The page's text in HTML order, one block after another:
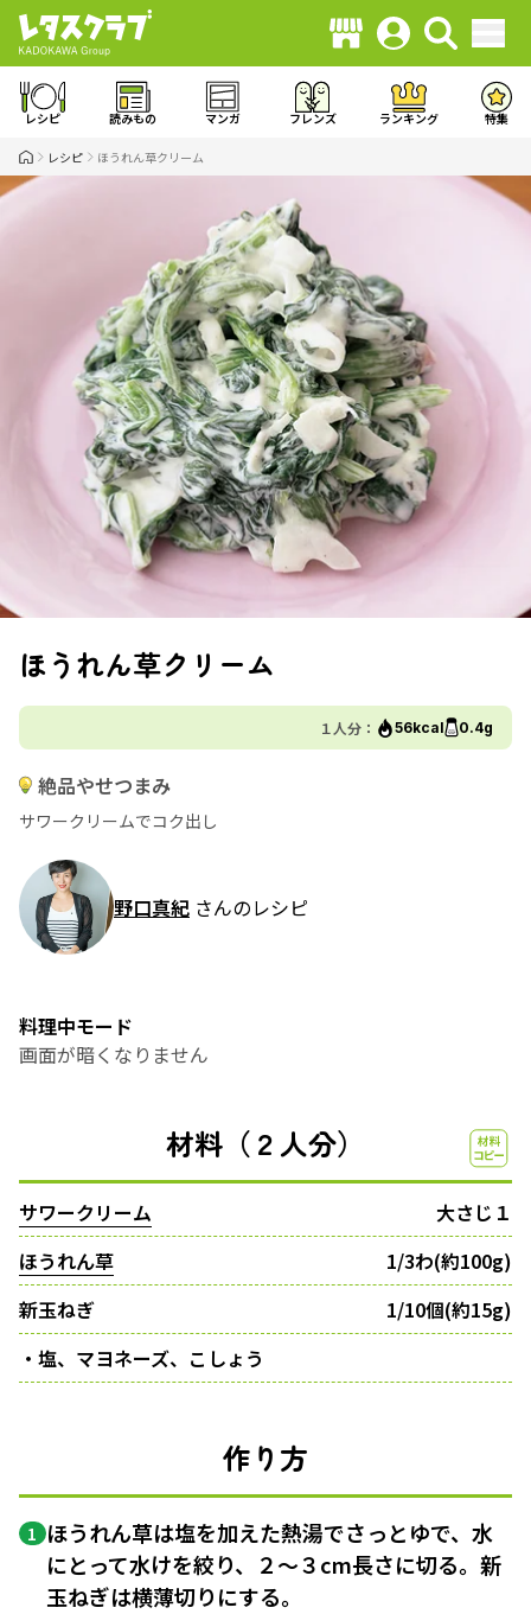
レシピ 読みもの マンガ フレンズ ランキング 特集
レシピ ほうれん草クリーム
ほうれん草クリーム
１人分： 56kcal 0.4g
絶品やせつまみ
サワークリームでコク出し
野口真紀 さんのレシピ
料理中モード
画面が暗くなりません
材料（２人分）
サワークリーム
大さじ１
ほうれん草
1/3わ(約100g)
新玉ねぎ
1/10個(約15g)
・塩、マヨネーズ、こしょう
作り方
1 ほうれん草は塩を加えた熱湯でさっとゆで、水
にとって水けを絞り、２〜３cm長さに切る。新
玉ねぎは横薄切りにする。